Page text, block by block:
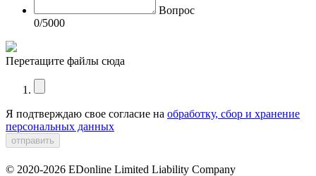
Вопрос
0/5000
Перетащите файлы сюда
Я подтверждаю свое согласие на обработку, сбор и хранение
персональных данных
© 2020-2026 EDonline Limited Liability Company